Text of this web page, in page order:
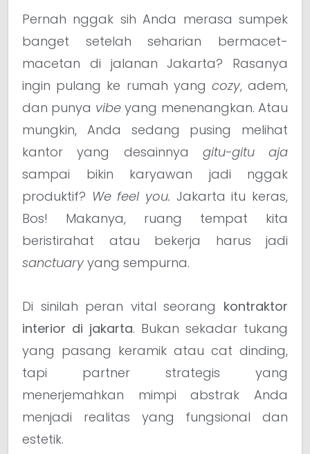
Pernah nggak sih Anda merasa sumpek
banget setelah seharian bermacet-
macetan di jalanan Jakarta? Rasanya
ingin pulang ke rumah yang cozy, adem,
dan punya vibeyang menenangkan. Atau
mungkin, Anda sedang pusing melihat
kantor yang desainnya gitu-gitu aja
sampai bikin karyawan jadi nggak
produktif? We feel you. Jakarta itu keras,
Bos! Makanya, ruang tempat kita
beristirahat atau bekerja harus jadi
sanctuary yang sempurna.
Di sinilah peran vital seorang kontraktor
interior di jakarta. Bukan sekadar tukang
yang pasang keramik atau cat dinding,
tapi partner strategis yang
menerjemahkan mimpi abstrak Anda
menjadi realitas yang fungsional dan
estetik.